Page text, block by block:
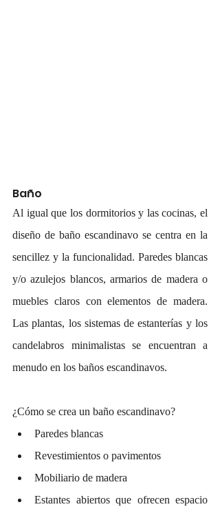
Baño
Al igual que los dormitorios y las cocinas, el
diseño de baño escandinavo se centra en la
sencillez y la funcionalidad. Paredes blancas
y/o azulejos blancos, armarios de madera o
muebles claros con elementos de madera.
Las plantas, los sistemas de estanterías y los
candelabros minimalistas se encuentran a
menudo en los baños escandinavos.
¿Cómo se crea un baño escandinavo?
Paredes blancas
Revestimientos o pavimentos
Mobiliario de madera
Estantes abiertos que ofrecen espacio